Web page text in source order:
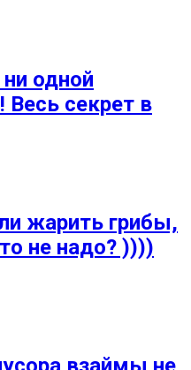
одной
секрет в
жарить грибы,
не надо? ))))